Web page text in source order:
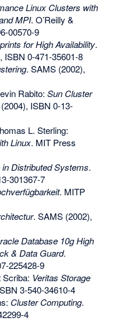
Linux Clusters with
MPI. O’Reilly &
00570-9
for High Availability.
ISBN 0-471-35601-8
. SAMS (2002),
Rabito: Sun Cluster
ISBN 0-13-
L. Sterling:
Linux. MIT Press
in Distributed Systems.
301367-7
. MITP
. SAMS (2002),
Database 10g High
& Data Guard.
225428-9
Scriba: Veritas Storage
3-540-34610-4
Cluster Computing.
4